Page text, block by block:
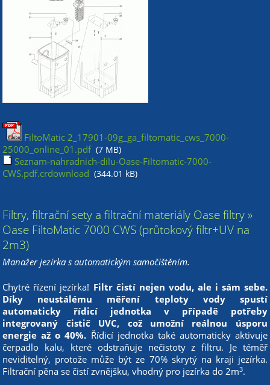
FiltoMatic 2_17901-09g_ga_filtomatic_cws_7000-
25000_online_01.pdf (7 MB)
Seznam-nahradnich-dilu-Oase-Filtomatic-7000-
CWS.pdf.crdownload (344.01 kB)
Filtry, filtrační sety a filtrační materiály Oase filtry »
Oase FiltoMatic 7000 CWS (průtokový filtr+UV na
2m3)
Manažer jezírka s automatickým samočištěním.
Chytré řízení jezírka! Filtr čistí nejen vodu, ale i sám sebe.
Díky neustálému měření teploty vody spustí
automaticky řídicí jednotka v případě potřeby
integrovaný čistič UVC, což umožní reálnou úsporu
energie až o 40%. Řídicí jednotka také automaticky aktivuje
čerpadlo kalu, které odstraňuje nečistoty z filtru. Je téměř
neviditelný, protože může být ze 70% skrytý na kraji jezírka.
Filtrační pěna se čistí zvnějšku, vhodný pro jezírka do 2m3.